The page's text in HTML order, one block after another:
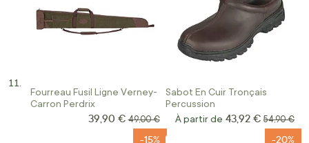
Fourreau Fusil Ligne Verney-
Carron Perdrix
Prix Spécial
39,90 € Prix normal
49,00 €
Sabot En Cuir Tronçais
Percussion
À partir de 43,92 € Prix
54,90 €
-15% -20%